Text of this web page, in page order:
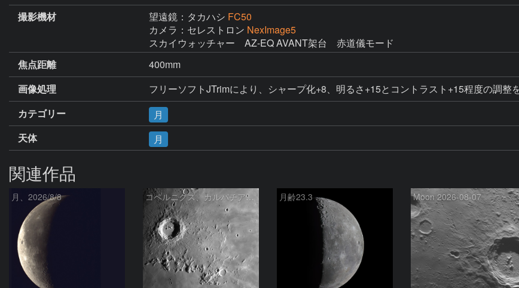
撮影機材
望遠鏡：タカハシ FC50
カメラ：セレストロン NexImage5
スカイウォッチャー　AZ-EQ AVANT架台　赤道儀モード
焦点距離
400mm
画像処理
フリーソフトJTrimにより、シャープ化+8、明るさ+15とコントラスト+15程度の調整
カテゴリー
月
天体
月
関連作品
月、2026/8/8 コペルニクス、カルパチア山脈付近 月齢23.3 Moon 2026-08-07